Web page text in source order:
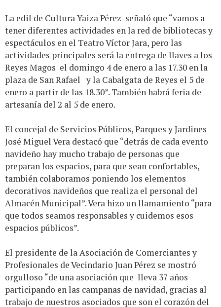
La edil de Cultura Yaiza Pérez señaló que “vamos a
tener diferentes actividades en la red de bibliotecas y
espectáculos en el Teatro Víctor Jara, pero las
actividades principales será la entrega de llaves a los
Reyes Magos el domingo 4 de enero a las 17.30 en la
plaza de San Rafael y la Cabalgata de Reyes el 5 de
enero a partir de las 18.30”. También habrá feria de
artesanía del 2 al 5 de enero.
El concejal de Servicios Públicos, Parques y Jardines
José Miguel Vera destacó que “detrás de cada evento
navideño hay mucho trabajo de personas que
preparan los espacios, para que sean confortables,
también colaboramos poniendo los elementos
decorativos navideños que realiza el personal del
Almacén Municipal”. Vera hizo un llamamiento “para
que todos seamos responsables y cuidemos esos
espacios públicos”.
El presidente de la Asociación de Comerciantes y
Profesionales de Vecindario Juan Pérez se mostró
orgulloso “de una asociación que lleva 37 años
participando en las campañas de navidad, gracias al
trabajo de nuestros asociados que son el corazón del